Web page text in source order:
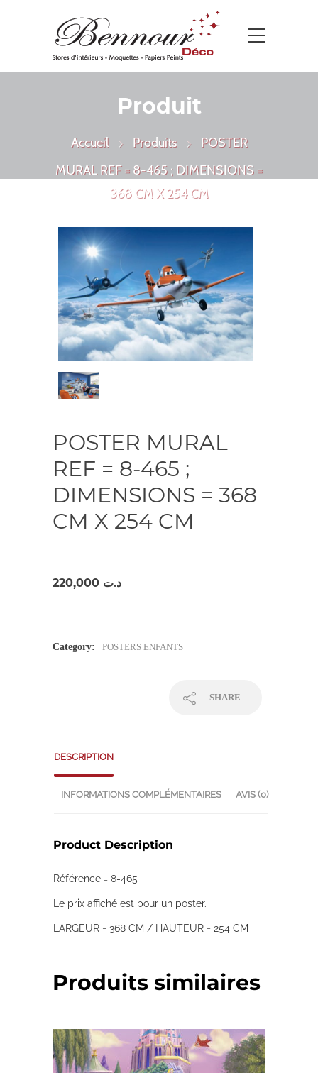
Produit
Accueil Produits
POSTER
MURAL REF = 8-465 ; DIMENSIONS =
368 CM X 254 CM
POSTER MURAL
REF = 8-465 ;
DIMENSIONS = 368
CM X 254 CM
د.ت
Category: POSTERS ENFANTS
SHARE
DESCRIPTION
INFORMATIONS COMPLÉMENTAIRES AVIS (0)
Product Description
Référence = 8-465
Le prix affiché est pour un poster.
LARGEUR = 368 CM / HAUTEUR = 254 CM
Produits similaires